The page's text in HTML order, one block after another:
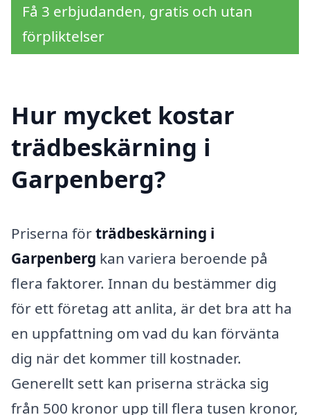
Få 3 erbjudanden, gratis och utan
förpliktelser
Hur mycket kostar
trädbeskärning i
Garpenberg?
Priserna förträdbeskärning i
Garpenberg kan variera beroende på
flera faktorer. Innan du bestämmer dig
för ett företag att anlita, är det bra att ha
en uppfattning om vad du kan förvänta
dig när det kommer till kostnader.
Generellt sett kan priserna sträcka sig
från 500 kronor upp till flera tusen kronor,